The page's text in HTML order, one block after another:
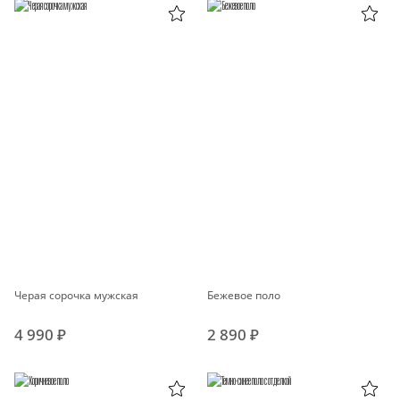
Черая сорочка мужская
4 990 ₽
Бежевое поло
2 890 ₽